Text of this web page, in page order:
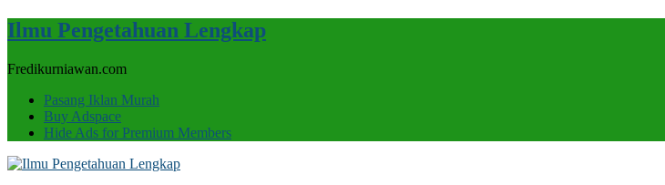
Ilmu Pengetahuan Lengkap
Fredikurniawan.com
Pasang Iklan Murah
Buy Adspace
Hide Ads for Premium Members